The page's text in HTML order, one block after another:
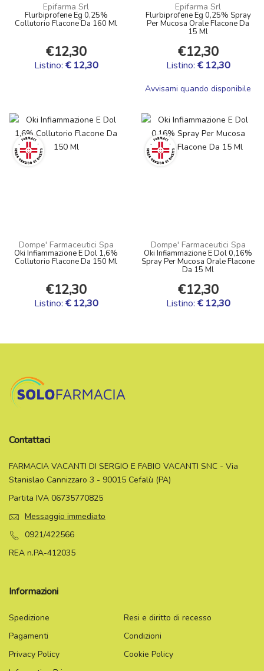
Epifarma Srl
Flurbiprofene Eg 0,25%
Collutorio Flacone Da 160 Ml
€12,30
Listino: € 12,30
Epifarma Srl
Flurbiprofene Eg 0,25% Spray
Per Mucosa Orale Flacone Da
15 Ml
€12,30
Listino: € 12,30
Avvisami quando disponibile
Dompe' Farmaceutici Spa
Oki Infiammazione E Dol 1,6%
Collutorio Flacone Da 150 Ml
€12,30
Listino: € 12,30
Dompe' Farmaceutici Spa
Oki Infiammazione E Dol 0,16%
Spray Per Mucosa Orale Flacone
Da 15 Ml
€12,30
Listino: € 12,30
Contattaci
FARMACIA VACANTI DI SERGIO E FABIO VACANTI SNC - Via
Stanislao Cannizzaro 3 - 90015 Cefalù (PA)
Partita IVA 06735770825
Messaggio immediato
0921/422566
REA n.PA-412035
Informazioni
Spedizione
Resi e diritto di recesso
Pagamenti
Condizioni
Privacy Policy
Cookie Policy